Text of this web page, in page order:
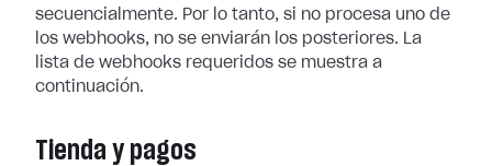
secuencialmente. Por lo tanto, si no procesa uno de
los webhooks, no se enviarán los posteriores. La
lista de webhooks requeridos se muestra a
continuación.
Tienda y pagos